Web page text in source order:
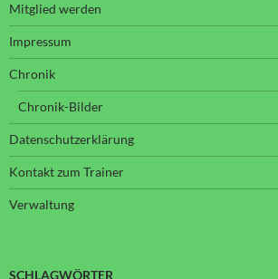
Mitglied werden
Impressum
Chronik
Chronik-Bilder
Datenschutzerklärung
Kontakt zum Trainer
Verwaltung
SCHLAGWÖRTER